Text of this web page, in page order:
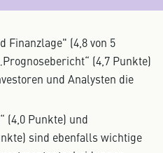
Finanzlage" (4,8 von 5
(4,7 Punkte)
und Analysten die
(4,0 Punkte) und
sind ebenfalls wichtige